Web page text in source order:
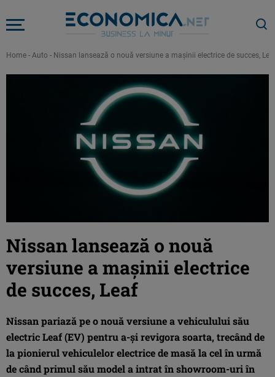
Home - Auto - Nissan lansează o nouă versiune a mașinii electrice de succes,
Nissan lansează o nouă
versiune a mașinii electrice
de succes, Leaf
Nissan pariază pe o nouă versiune a vehiculului său
electric Leaf (EV) pentru a-și revigora soarta, trecând de
la pionierul vehiculelor electrice de masă la cel în urmă
de când primul său model a intrat în showroom-uri în